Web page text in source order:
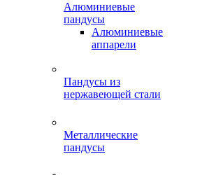
Алюминиевые
пандусы
Алюминиевые
аппарели
Пандусы из
нержавеющей стали
Металлические
пандусы